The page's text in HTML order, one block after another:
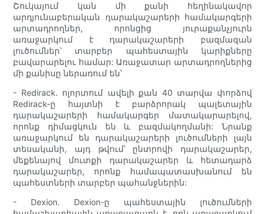
Շուկայում կան մի քանի հեղինակավոր
արդյունաբերական դարակաշարերի համակարգերի
արտադրողներ, որոնցից յուրաքանչյուրն
առաջարկում է դարակաշարերի բազմազան
լուծումներ՝ տարբեր պահեստային կարիքները
բավարարելու համար: Առաջատար արտադրողներից
մի քանիսը ներառում են՝
- Redirack. ոլորտում ավելի քան 40 տարվա փորձով
Redirack-ը հայտնի է բարձրորակ պալետային
դարակաշարերի համակարգեր մատակարարելով,
որոնք դիմացկուն են և բազմակողմանի: Նրանք
առաջարկում են դարակաշարերի լուծումների լայն
տեսականի, այդ թվում՝ ընտրովի դարակաշարեր,
մեքենայով մուտքի դարակաշարեր և հետադարձ
դարակաշարեր, որոնք համապատասխանում են
պահեստների տարբեր պահանջներին:
- Dexion. Dexion-ը պահեստային լուծումների